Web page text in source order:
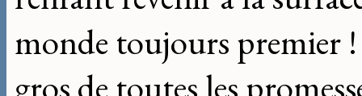
monde toujours premier